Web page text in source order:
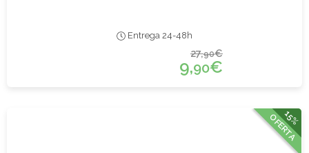
Entrega 24-48h
27,90€
9,90€
15%
OFERTA